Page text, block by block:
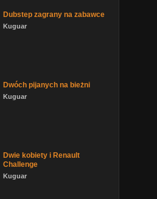
Dubstep zagrany na zabawce
Kuguar
Dwóch pijanych na bieżni
Kuguar
Dwie kobiety i Renault
Challenge
Kuguar